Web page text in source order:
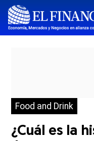
Food and Drink
¿Cuál es la